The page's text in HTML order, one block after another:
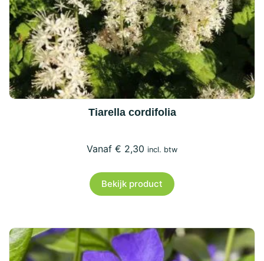
Tiarella cordifolia
€ 2,30 incl. btw
Bekijk product